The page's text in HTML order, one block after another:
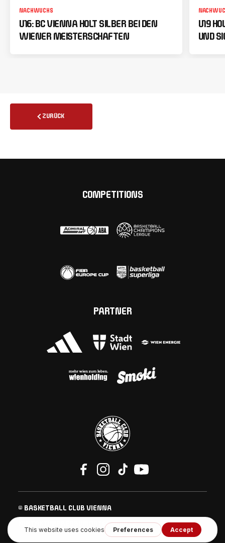
NACHWUCHS
U16: BC VIENNA HOLT SILBER BEI DEN
WIENER MEISTERSCHAFTEN
U19
UND
ZURÜCK
COMPETITIONS
PARTNER
© BASKETBALL CLUB VIENNA
DATENSCHUTZ